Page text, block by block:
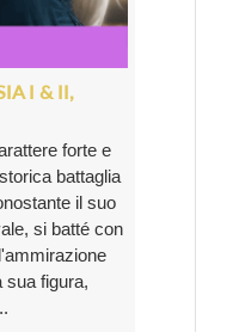
I & II,
forte e
battaglia
il suo
si batté con
sua figura,